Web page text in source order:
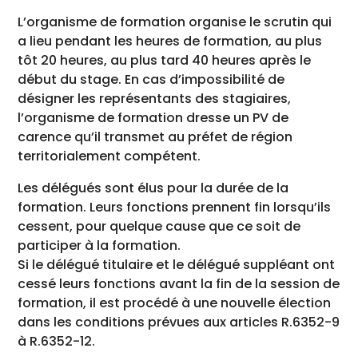
L’organisme de formation organise le scrutin qui
a lieu pendant les heures de formation, au plus
tôt 20 heures, au plus tard 40 heures après le
début du stage. En cas d’impossibilité de
désigner les représentants des stagiaires,
l’organisme de formation dresse un PV de
carence qu’il transmet au préfet de région
territorialement compétent.
Les délégués sont élus pour la durée de la
formation. Leurs fonctions prennent fin lorsqu’ils
cessent, pour quelque cause que ce soit de
participer à la formation.
Si le délégué titulaire et le délégué suppléant ont
cessé leurs fonctions avant la fin de la session de
formation, il est procédé à une nouvelle élection
dans les conditions prévues aux articles R.6352-9
à R.6352-12.